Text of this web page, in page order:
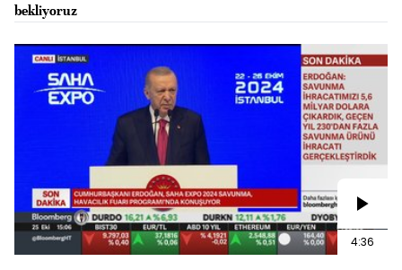
bekliyoruz
4:36